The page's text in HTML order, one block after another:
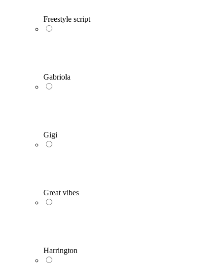
Freestyle script
Gabriola
Gigi
Great vibes
Harrington